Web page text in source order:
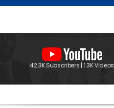
42.3K Subscribers | 1.3K Videos